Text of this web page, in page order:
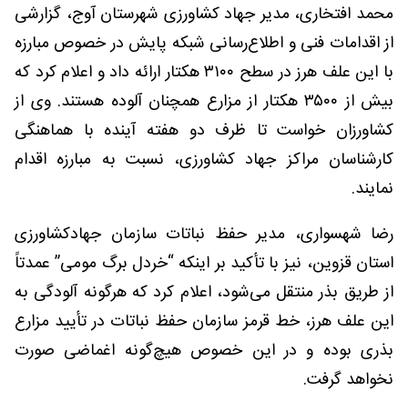
محمد افتخاری، مدیر جهاد کشاورزی شهرستان آوج، گزارشی
از اقدامات فنی و اطلاع‌رسانی شبکه پایش در خصوص مبارزه
با این علف هرز در سطح ۳۱۰۰ هکتار ارائه داد و اعلام کرد که
بیش از ۳۵۰۰ هکتار از مزارع همچنان آلوده هستند. وی از
کشاورزان خواست تا ظرف دو هفته آینده با هماهنگی
کارشناسان مراکز جهاد کشاورزی، نسبت به مبارزه اقدام
نمایند.
رضا شهسواری، مدیر حفظ نباتات سازمان جهادکشاورزی
استان قزوین، نیز با تأکید بر اینکه “خردل برگ مومی” عمدتاً
از طریق بذر منتقل می‌شود، اعلام کرد که هرگونه آلودگی به
این علف هرز، خط قرمز سازمان حفظ نباتات در تأیید مزارع
بذری بوده و در این خصوص هیچ‌گونه اغماضی صورت
نخواهد گرفت.